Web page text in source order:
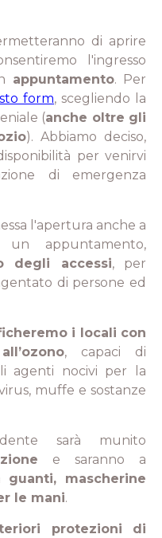
di aprire
l'ingresso
appuntamento. Per
form, scegliendo la
(anche oltre gli
). Abbiamo deciso,
per venirvi
di emergenza
l'apertura anche a
appuntamento,
degli accessi, per
di persone ed
i locali con
, capaci di
agenti nocivi per la
muffe e sostanze
sarà munito
e saranno a
guanti, mascherine
le mani.
protezioni di